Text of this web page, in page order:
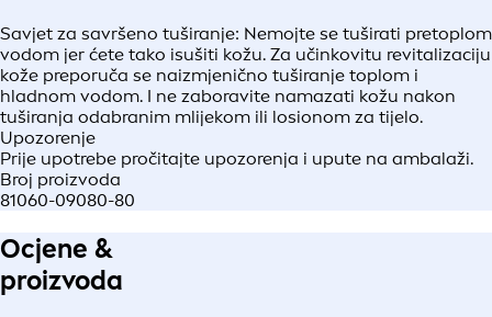
Savjet za savršeno tuširanje: Nemojte se tuširati pretoplom
vodom jer ćete tako isušiti kožu. Za učinkovitu revitalizaciju
kože preporuča se naizmjenično tuširanje toplom i
hladnom vodom. I ne zaboravite namazati kožu nakon
tuširanja odabranim mlijekom ili losionom za tijelo.
Upozorenje
Prije upotrebe pročitajte upozorenja i upute na ambalaži.
Broj proizvoda
81060-09080-80
Ocjene &
proizvoda